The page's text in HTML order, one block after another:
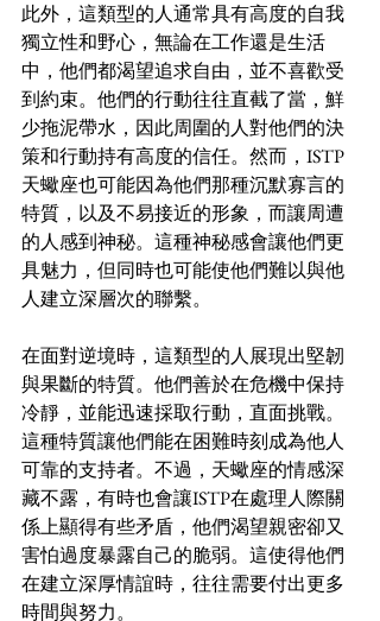
此外，這類型的人通常具有高度的自我
獨立性和野心，無論在工作還是生活
中，他們都渴望追求自由，並不喜歡受
到約束。他們的行動往往直截了當，鮮
少拖泥帶水，因此周圍的人對他們的決
策和行動持有高度的信任。然而，ISTP
天蠍座也可能因為他們那種沉默寡言的
特質，以及不易接近的形象，而讓周遭
的人感到神秘。這種神秘感會讓他們更
具魅力，但同時也可能使他們難以與他
人建立深層次的聯繫。
在面對逆境時，這類型的人展現出堅韌
與果斷的特質。他們善於在危機中保持
冷靜，並能迅速採取行動，直面挑戰。
這種特質讓他們能在困難時刻成為他人
可靠的支持者。不過，天蠍座的情感深
藏不露，有時也會讓ISTP在處理人際關
係上顯得有些矛盾，他們渴望親密卻又
害怕過度暴露自己的脆弱。這使得他們
在建立深厚情誼時，往往需要付出更多
時間與努力。